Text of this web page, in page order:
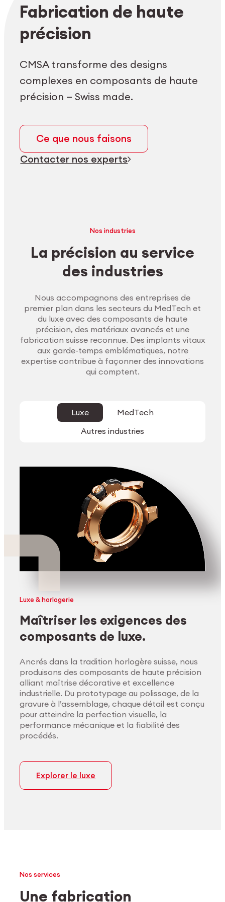
Fabrication de haute
précision
CMSA transforme des designs
complexes en composants de haute
précision — Swiss made.
Ce que nous faisons
Contacter nos experts
Nos industries
La précision au service
des industries
Nous accompagnons des entreprises de
premier plan dans les secteurs du MedTech et
du luxe avec des composants de haute
précision, des matériaux avancés et une
fabrication suisse reconnue. Des implants vitaux
aux garde-temps emblématiques, notre
expertise contribue à façonner des innovations
qui comptent.
Luxe
MedTech
Autres industries
Luxe & horlogerie
Maîtriser les exigences des
composants de luxe.
Ancrés dans la tradition horlogère suisse, nous
produisons des composants de haute précision
alliant maîtrise décorative et excellence
industrielle. Du prototypage au polissage, de la
gravure à l’assemblage, chaque détail est conçu
pour atteindre la perfection visuelle, la
performance mécanique et la fiabilité des
procédés.
Explorer le luxe
Nos services
Une fabrication